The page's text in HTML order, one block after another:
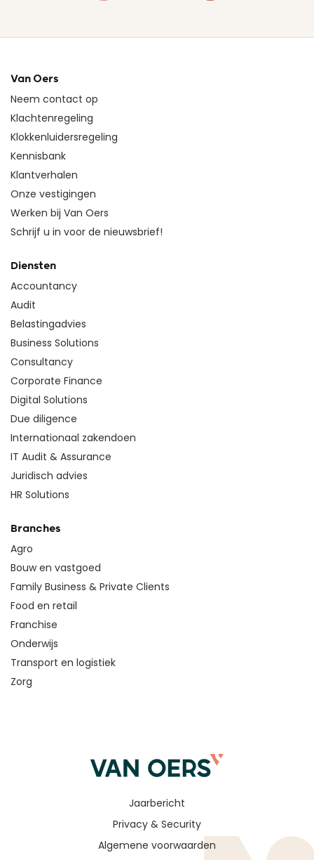
Van Oers
Neem contact op
Klachtenregeling
Klokkenluidersregeling
Kennisbank
Klantverhalen
Onze vestigingen
Werken bij Van Oers
Schrijf u in voor de nieuwsbrief!
Diensten
Accountancy
Audit
Belastingadvies
Business Solutions
Consultancy
Corporate Finance
Digital Solutions
Due diligence
Internationaal zakendoen
IT Audit & Assurance
Juridisch advies
HR Solutions
Branches
Agro
Bouw en vastgoed
Family Business & Private Clients
Food en retail
Franchise
Onderwijs
Transport en logistiek
Zorg
Algemene voorwaarden
Privacy & Security
Jaarbericht